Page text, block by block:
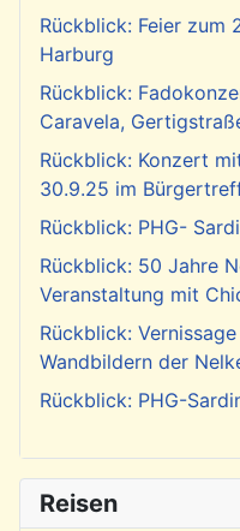
Rückblick: Feier zum
Harburg
Rückblick:
Caravela,
Rückblick: Konzert
30.9.25 im
Rückblick: PHG-
Rückblick: 50 Jahre
Veranstaltung mit
Rückblick:
Wandbildern der
Rückblick: PHG-
Reisen